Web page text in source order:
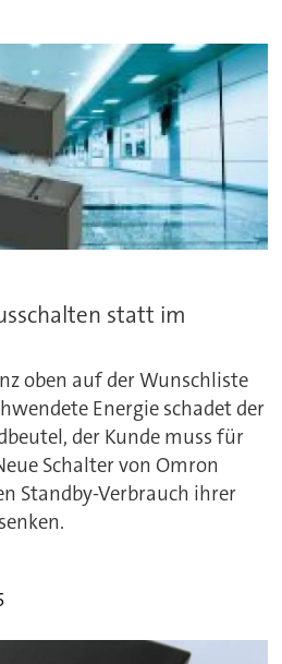
statt im
oben auf der Wunschliste
Energie schadet der
der Kunde muss für
Schalter von Omron
Standby-Verbrauch ihrer